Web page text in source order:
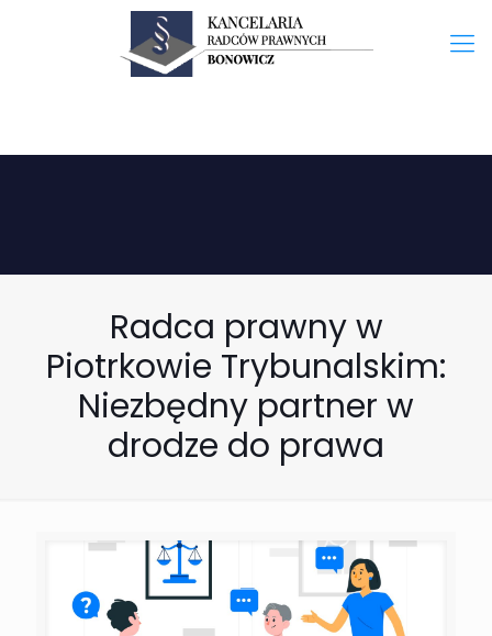
Radca prawny w
Piotrkowie Trybunalskim:
Niezbędny partner w
drodze do prawa